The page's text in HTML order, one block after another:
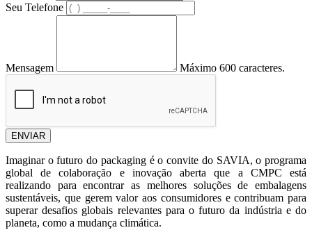
Seu Telefone
Mensagem Máximo 600 caracteres.
ENVIAR
Imaginar o futuro do packaging é o convite do SAVIA, o programa
global de colaboração e inovação aberta que a CMPC está
realizando para encontrar as melhores soluções de embalagens
sustentáveis, que gerem valor aos consumidores e contribuam para
superar desafios globais relevantes para o futuro da indústria e do
planeta, como a mudança climática.